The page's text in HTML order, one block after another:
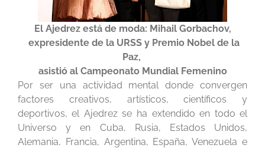
El Ajedrez está de moda: Mihail Gorbachov,
expresidente de la URSS y Premio Nobel de la
Paz,
asistió al Campeonato Mundial Femenino
Por ser una actividad mental donde convergen
factores creativos, artísticos, científicos y
deportivos, el Ajedrez se ha extendido en todo el
Universo y en Cuba, Rusia, Estados Unidos,
Alemania, Francia, Argentina, España, Venezuela e